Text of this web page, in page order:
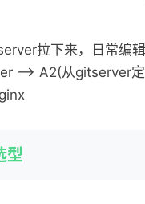
拉下来，日常编
--> A2(从gitserver
型